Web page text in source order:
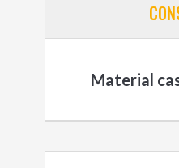
Material